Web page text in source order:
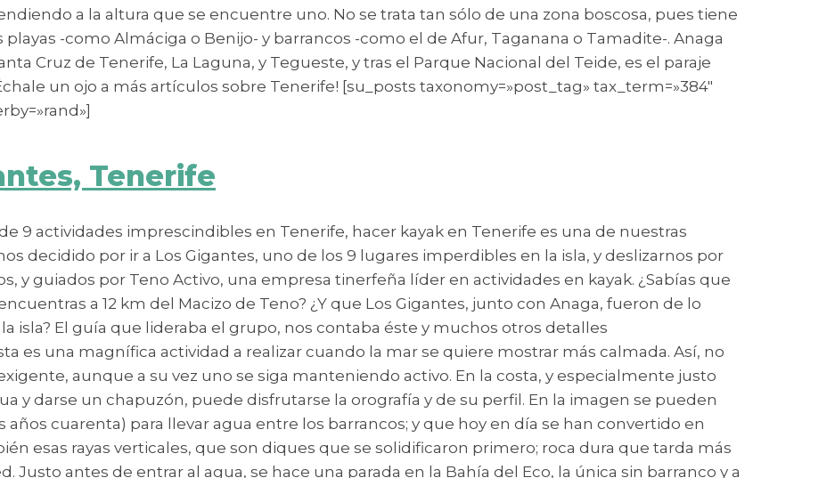
a la altura que se encuentre uno. No se trata tan sólo de una zona boscosa, pues tiene
-como Almáciga o Benijo- y barrancos -como el de Afur, Taganana o Tamadite-. Anaga
Cruz de Tenerife, La Laguna, y Tegueste, y tras el Parque Nacional del Teide, es el paraje
un ojo a más artículos sobre Tenerife! [su_posts taxonomy=»post_tag» tax_term=»384″
Tenerife
9 actividades imprescindibles en Tenerife, hacer kayak en Tenerife es una de nuestras
decidido por ir a Los Gigantes, uno de los 9 lugares imperdibles en la isla, y deslizarnos por
y guiados por Teno Activo, una empresa tinerfeña líder en actividades en kayak. ¿Sabías que
a 12 km del Macizo de Teno? ¿Y que Los Gigantes, junto con Anaga, fueron de lo
isla? El guía que lideraba el grupo, nos contaba éste y muchos otros detalles
es una magnífica actividad a realizar cuando la mar se quiere mostrar más calmada. Así, no
aunque a su vez uno se siga manteniendo activo. En la costa, y especialmente justo
y darse un chapuzón, puede disfrutarse la orografía y de su perfil. En la imagen se pueden
años cuarenta) para llevar agua entre los barrancos; y que hoy en día se han convertido en
esas rayas verticales, que son diques que se solidificaron primero; roca dura que tarda más
Justo antes de entrar al agua, se hace una parada en la Bahía del Eco, la única sin barranco y a